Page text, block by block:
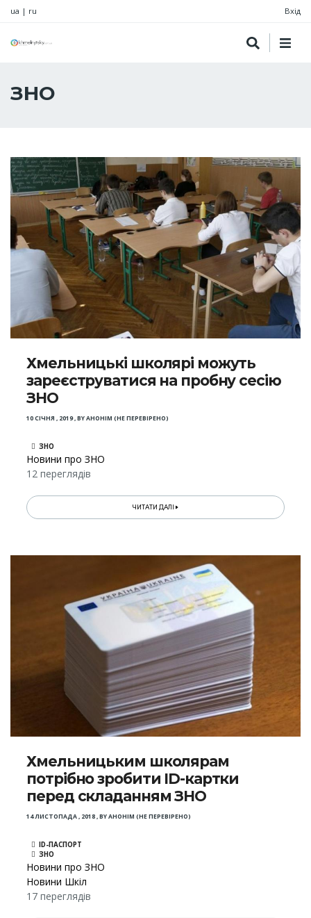
ua | ru Вхід
ЗНО
Хмельницькі школярі можуть
зареєструватися на пробну сесію
ЗНО
10 СІЧНЯ , 2019,BYАНОНІМ (НЕ ПЕРЕВІРЕНО)
ЗНО
Новини про ЗНО
12 переглядів
ЧИТАТИ ДАЛІ
Хмельницьким школярам
потрібно зробити ID-картки
перед складанням ЗНО
14 ЛИСТОПАДА , 2018,BYАНОНІМ (НЕ ПЕРЕВІРЕНО)
ID-ПАСПОРТ
ЗНО
Новини про ЗНО
Новини Шкіл
17 переглядів